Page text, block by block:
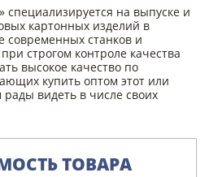
специализируется на выпуске и
картонных изделий в
современных станков и
строгом контроле качества
высокое качество по
купить оптом этот или
видеть в числе своих
ТОВАРА